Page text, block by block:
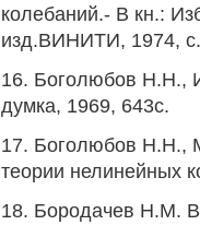
колебаний.- В кн.:
изд.ВИНИТИ, 1974,
16. Боголюбов H.H.,
думка, 1969, 643с.
17. Боголюбов H.H.,
теории нелинейных
18. Бородачев Н.М.